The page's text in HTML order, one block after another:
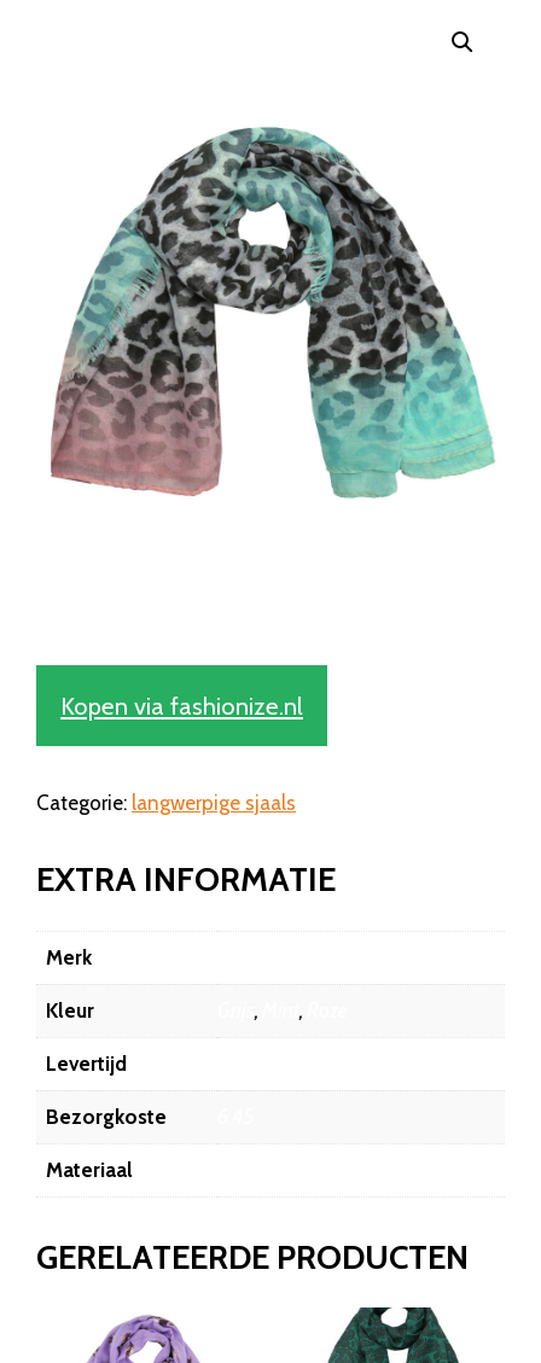
Kopen via fashionize.nl
Categorie: langwerpige sjaals
EXTRA INFORMATIE
Merk
Kleur , ,
Levertijd
Bezorgkoste
Materiaal
GERELATEERDE PRODUCTEN